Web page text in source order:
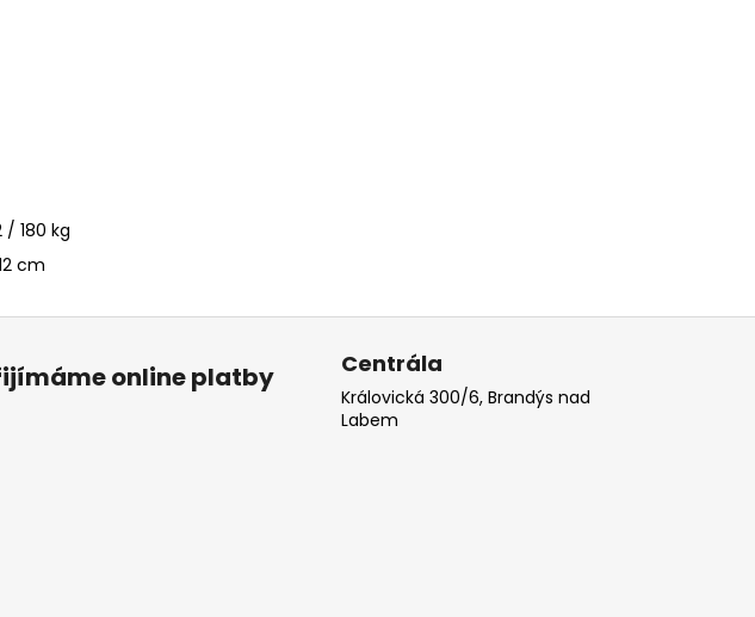
/ 180 kg
cm
online platby Centrála
Královická 300/6, Brandýs nad
Labem